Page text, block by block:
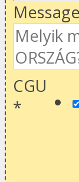
Message
CGU
*